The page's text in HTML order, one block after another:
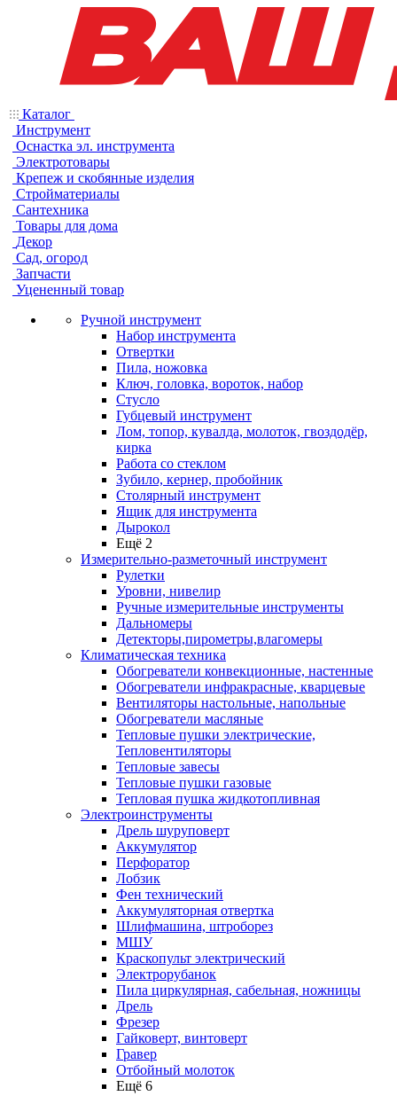
Каталог
Инструмент
Оснастка эл. инструмента
Электротовары
Крепеж и скобянные изделия
Стройматериалы
Сантехника
Товары для дома
Декор
Сад, огород
Запчасти
Уцененный товар
Ручной инструмент
Набор инструмента
Отвертки
Пила, ножовка
Ключ, головка, вороток, набор
Стусло
Губцевый инструмент
Лом, топор, кувалда, молоток, гвоздодёр,
кирка
Работа со стеклом
Зубило, кернер, пробойник
Столярный инструмент
Ящик для инструмента
Дырокол
Ещё 2
Измерительно-разметочный инструмент
Рулетки
Уровни, нивелир
Ручные измерительные инструменты
Дальномеры
Детекторы,пирометры,влагомеры
Климатическая техника
Обогреватели конвекционные, настенные
Обогреватели инфракрасные, кварцевые
Вентиляторы настольные, напольные
Обогреватели масляные
Тепловые пушки электрические,
Тепловентиляторы
Тепловые завесы
Тепловые пушки газовые
Тепловая пушка жидкотопливная
Электроинструменты
Дрель шуруповерт
Аккумулятор
Перфоратор
Лобзик
Фен технический
Аккумуляторная отвертка
Шлифмашина, штроборез
МШУ
Краскопульт электрический
Электрорубанок
Пила циркулярная, сабельная, ножницы
Дрель
Фрезер
Гайковерт, винтоверт
Гравер
Отбойный молоток
Ещё 6